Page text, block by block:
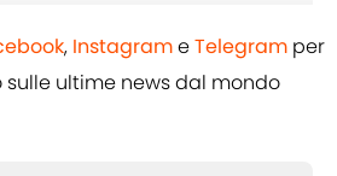
, InstagrameTelegram per
ultime news dal mondo